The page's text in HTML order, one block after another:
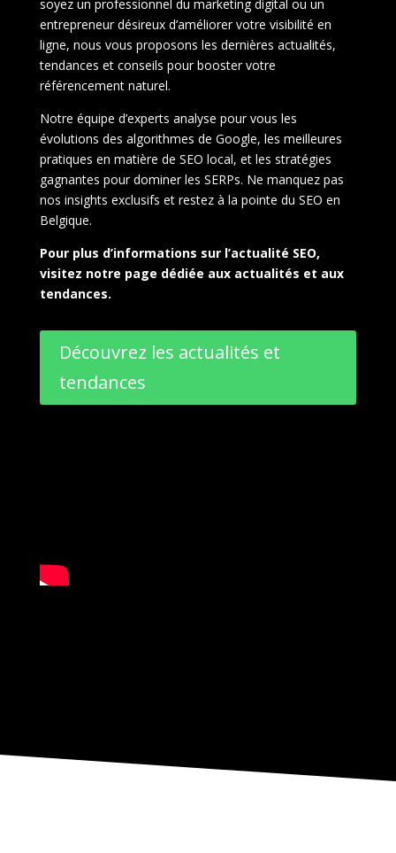
soyez un professionnel du marketing digital ou un
entrepreneur désireux d’améliorer votre visibilité en
ligne, nous vous proposons les dernières actualités,
tendances et conseils pour booster votre
référencement naturel.
Notre équipe d’experts analyse pour vous les
évolutions des algorithmes de Google, les meilleures
pratiques en matière de SEO local, et les stratégies
gagnantes pour dominer les SERPs. Ne manquez pas
nos insights exclusifs et restez à la pointe du SEO en
Belgique.
Pour plus d’informations sur l’actualité SEO,
visitez notre page dédiée aux actualités et aux
tendances.
Découvrez les actualités et
tendances